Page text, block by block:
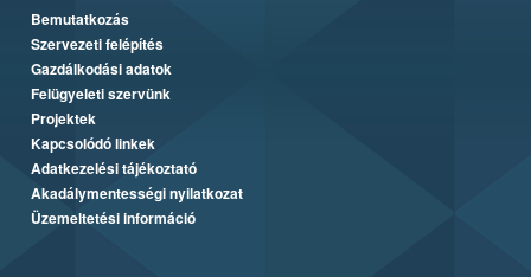
Bemutatkozás
Szervezeti felépítés
Gazdálkodási adatok
Felügyeleti szervünk
Projektek
Kapcsolódó linkek
Adatkezelési tájékoztató
Akadálymentességi nyilatkozat
Üzemeltetési információ